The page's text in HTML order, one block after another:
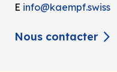
E info@kaempf.swiss
Nous contacter